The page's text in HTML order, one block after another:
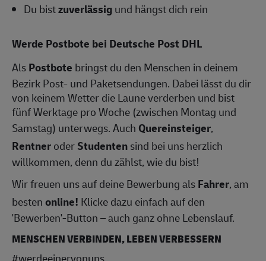
Du bistzuverlässigund hängst dich rein
Werde Postbote bei Deutsche Post DHL
AlsPostbote bringst du den Menschen in deinem
Bezirk Post- und Paketsendungen. Dabei lässt du dir
von keinem Wetter die Laune verderben und bist
fünf Werktage pro Woche (zwischen Montag und
Samstag) unterwegs. Auch Quereinsteiger,
RentneroderStudentensind bei uns herzlich
willkommen, denn du zählst, wie du bist!
Wir freuen uns auf deine Bewerbung alsFahrer, am
bestenonline! Klicke dazu einfach auf den
'Bewerben'-Button – auch ganz ohne Lebenslauf.
MENSCHEN VERBINDEN, LEBEN VERBESSERN
#werdeeinervonuns